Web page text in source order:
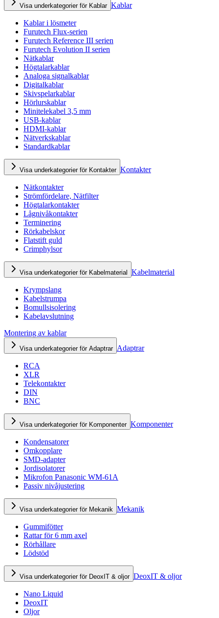
Visa underkategorier för Kablar Kablar
Kablar i lösmeter
Furutech Flux-serien
Furutech Reference III serien
Furutech Evolution II serien
Nätkablar
Högtalarkablar
Analoga signalkablar
Digitalkablar
Skivspelarkablar
Hörlurskablar
Minitelekabel 3,5 mm
USB-kablar
HDMI-kablar
Nätverkskablar
Standardkablar
Visa underkategorier för Kontakter Kontakter
Nätkontakter
Strömfördelare, Nätfilter
Högtalarkontakter
Lågnivåkontakter
Terminering
Rörkabelskor
Flatstift guld
Crimphylsor
Visa underkategorier för Kabelmaterial Kabelmaterial
Krympslang
Kabelstrumpa
Bomullsisolering
Kabelavslutning
Montering av kablar
Visa underkategorier för Adaptrar Adaptrar
RCA
XLR
Telekontakter
DIN
BNC
Visa underkategorier för Komponenter Komponenter
Kondensatorer
Omkopplare
SMD-adapter
Jordisolatorer
Mikrofon Panasonic WM-61A
Passiv nivåjustering
Visa underkategorier för Mekanik Mekanik
Gummifötter
Rattar för 6 mm axel
Rörhållare
Lödstöd
Visa underkategorier för DeoxIT & oljor DeoxIT & oljor
Nano Liquid
DeoxIT
Oljor